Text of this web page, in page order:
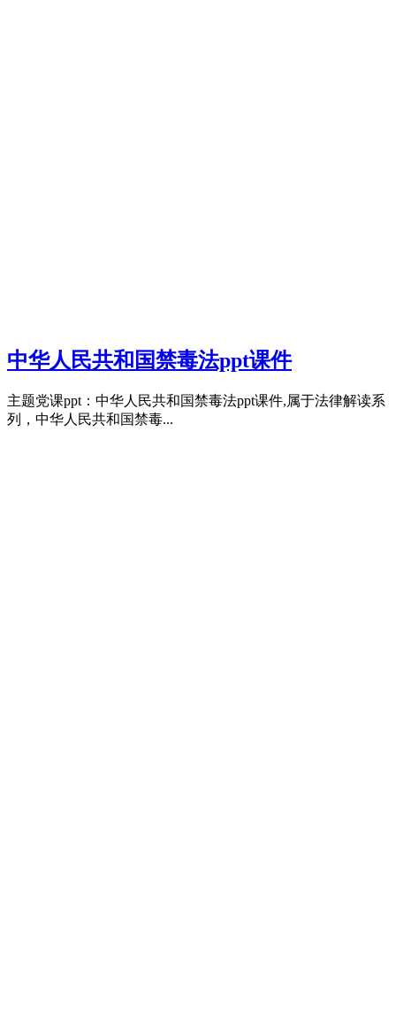
中华人民共和国禁毒法ppt课件
主题党课ppt：中华人民共和国禁毒法ppt课件,属于法律解读系
列，中华人民共和国禁毒...